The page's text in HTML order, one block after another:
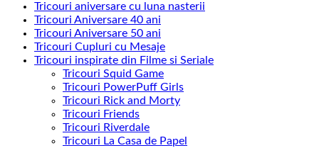
Tricouri aniversare cu luna nasterii
Tricouri Aniversare 40 ani
Tricouri Aniversare 50 ani
Tricouri Cupluri cu Mesaje
Tricouri inspirate din Filme si Seriale
Tricouri Squid Game
Tricouri PowerPuff Girls
Tricouri Rick and Morty
Tricouri Friends
Tricouri Riverdale
Tricouri La Casa de Papel